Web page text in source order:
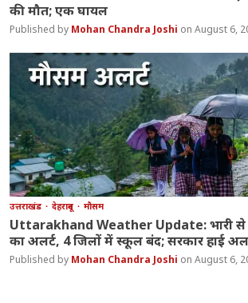
की मौत; एक घायल
Mohan Chandra Joshi August 6,
उत्तराखंड देहरादून मौसम
Uttarakhand Weather Update: भारी से
का अलर्ट, 4 जिलों में स्कूल बंद; सरकार हाई
Mohan Chandra Joshi August 6,